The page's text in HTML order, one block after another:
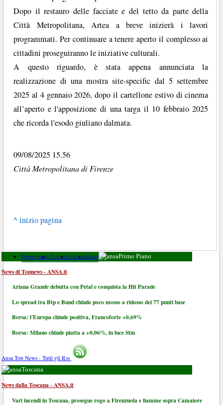
Dopo il restauro delle facciate e del tetto da parte della
Città Metropolitana, Artea a breve inizierà i lavori
programmati. Per continuare a tenere aperto il complesso ai
cittadini proseguiranno le iniziative culturali.
A questo riguardo, è stata appena annunciata la
realizzazione di una mostra site-specific dal 5 settembre
2025 al 4 gennaio 2026, dopo il cartellone estivo di cinema
all’aperto e l'apposizione di una targa il 10 febbraio 2025
che ricorda l'esodo giuliano dalmata.
09/08/2025 15.56
Città Metropolitana di Firenze
^ inizio pagina
Primo pianoToscanaFinanzaSport Primo Piano
News di Topnews - ANSA.it
Ariana Grande debutta con Petal e conquista la Hit Parade
Lo spread tra Btp e Bund chiude poco mosso a ridosso dei 77 punti base
Borsa: l'Europa chiude positiva, Francoforte +0,69%
Borsa: Milano chiude piatta a +0,06%, in luce Stm
Ansa Top News - Tutti gli Rss
Toscana
News dalla Toscana - ANSA.it
Vari incendi in Toscana, prosegue rogo a Firenzuola e fiamme sopra Camaiore